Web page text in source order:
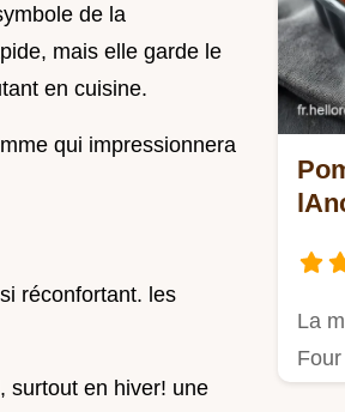
de la
mais elle garde le
en cuisine.
qui impressionnera
réconfortant. les
surtout en hiver! une
La